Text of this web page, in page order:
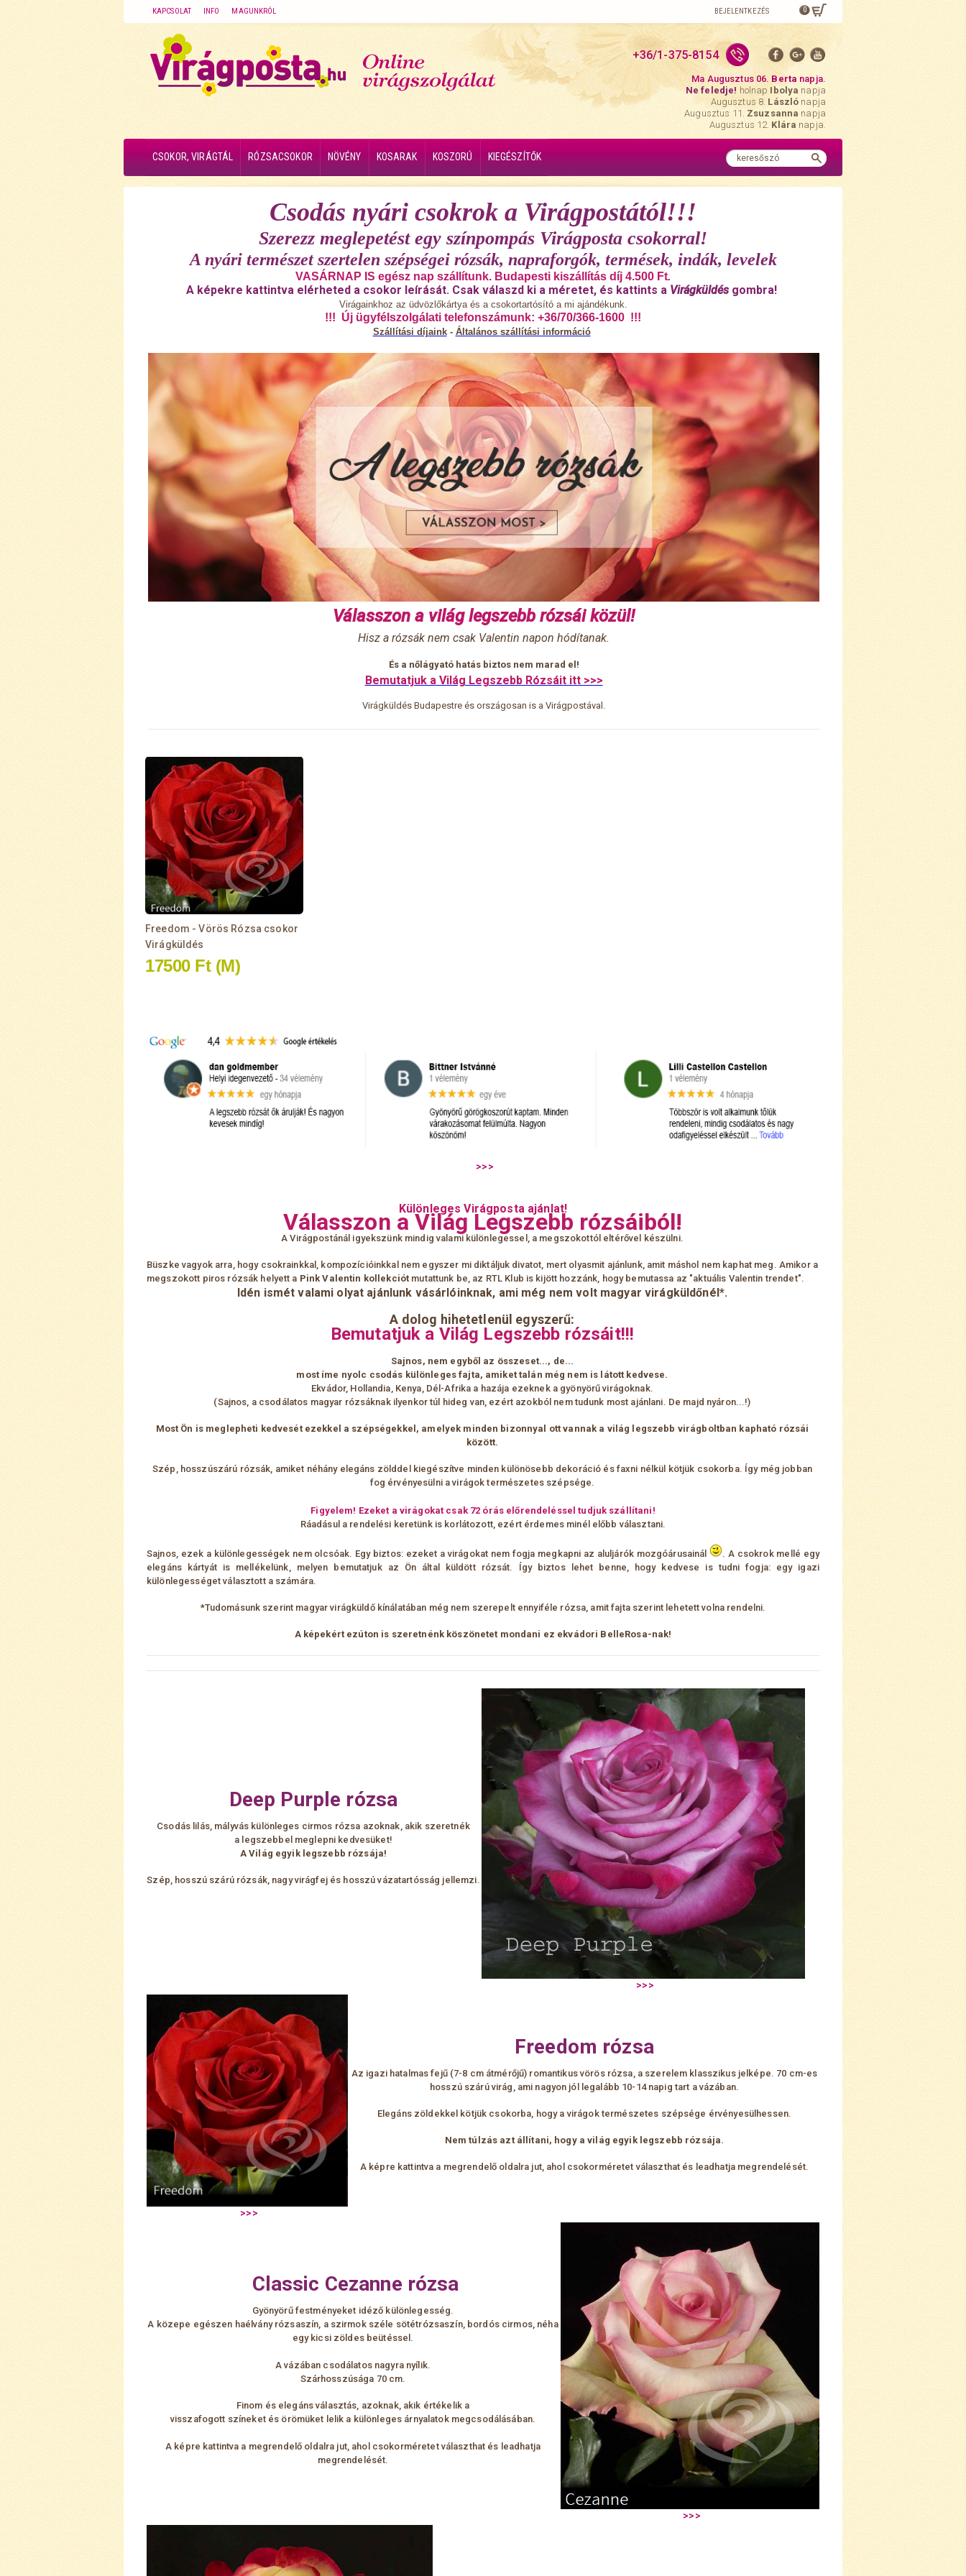
KAPCSOLAT INFO MAGUNKRÓL BEJELENTKEZÉS 0
+36/1-375-8154
Ma Augusztus 06.Berta napja.
Ne feledje! holnapIbolyanapja
Augusztus 8.Lászlónapja
Augusztus 11.Zsuzsannanapja
Augusztus 12.Klára napja.
CSOKOR, VIRÁGTÁL RÓZSACSOKOR NÖVÉNY KOSARAK KOSZORÚ KIEGÉSZÍTŐK
Csodás nyári csokrok a Virágpostától!!!
Szerezz meglepetést egy színpompás Virágposta csokorral!
A nyári természet szertelen szépségei rózsák, napraforgók, termések, indák, levelek
VASÁRNAP IS egész nap szállítunk. Budapesti kiszállítás díj 4.500 Ft.
A képekre kattintva elérheted a csokor leírását. Csak válaszd ki a méretet, és kattints a Virágküldés gombra!
Virágainkhoz az üdvözlőkártya és a csokortartósító a mi ajándékunk.
!!! Új ügyfélszolgálati telefonszámunk: +36/70/366-1600 !!!
Szállítási díjaink - Általános szállítási információ
Válasszon a világ legszebb rózsái közül!
Hisz a rózsák nem csak Valentin napon hódítanak.
És a nőlágyató hatás biztos nem marad el!
Bemutatjuk a Világ Legszebb Rózsáit itt >>>
Virágküldés Budapestre és országosan is a Virágpostával.
Freedom - Vörös Rózsa csokor
Virágküldés
17500 Ft (M)
Különleges Virágposta ajánlat!
Válasszon a Világ Legszebb rózsáiból!
A Virágpostánál igyekszünk mindig valami különlegessel, a megszokottól eltérővel készülni.
Büszke vagyok arra, hogy csokrainkkal, kompozícióinkkal nem egyszer mi diktáljuk divatot, mert olyasmit ajánlunk, amit máshol nem kaphat meg. Amikor a
megszokott piros rózsák helyett a Pink Valentin kollekciót mutattunk be, az RTL Klub is kijött hozzánk, hogy bemutassa az "aktuális Valentin trendet".
Idén ismét valami olyat ajánlunk vásárlóinknak, ami még nem volt magyar virágküldőnél*.
A dolog hihetetlenül egyszerű:
Bemutatjuk a Világ Legszebb rózsáit!!!
Sajnos, nem egyből az összeset..., de...
most íme nyolc csodás különleges fajta, amiket talán még nem is látott kedvese.
Ekvádor, Hollandia, Kenya, Dél-Afrika a hazája ezeknek a gyönyörű virágoknak.
(Sajnos, a csodálatos magyar rózsáknak ilyenkor túl hideg van, ezért azokból nem tudunk most ajánlani. De majd nyáron...!)
Most Ön is meglepheti kedvesét ezekkel a szépségekkel, amelyek minden bizonnyal ott vannak a világ legszebb virágboltban kapható rózsái
között.
Szép, hosszúszárú rózsák, amiket néhány elegáns zölddel kiegészítve minden különösebb dekoráció és faxni nélkül kötjük csokorba. Így még jobban
fog érvényesülni a virágok természetes szépsége.
Figyelem! Ezeket a virágokat csak 72 órás előrendeléssel tudjuk szállítani!
Ráadásul a rendelési keretünk is korlátozott, ezért érdemes minél előbb választani.
Sajnos, ezek a különlegességek nem olcsóak. Egy biztos: ezeket a virágokat nem fogja megkapni az aluljárók mozgóárusainál
. A csokrok mellé egy
elegáns kártyát is mellékelünk, melyen bemutatjuk az Ön által küldött rózsát. Így biztos lehet benne, hogy kedvese is tudni fogja: egy igazi
különlegességet választott a számára.
*Tudomásunk szerint magyar virágküldő kínálatában még nem szerepelt ennyiféle rózsa, amit fajta szerint lehetett volna rendelni.
A képekért ezúton is szeretnénk köszönetet mondani ez ekvádori BelleRosa-nak!
Deep Purple rózsa
Csodás lilás, mályvás különleges cirmos rózsa azoknak, akik szeretnék
a legszebbel meglepni kedvesüket!
A Világ egyik legszebb rózsája!
Szép, hosszú szárú rózsák, nagy virágfej és hosszú vázatartósság jellemzi.
Freedom rózsa
Az igazi hatalmas fejű (7-8 cm átmérőjű) romantikus vörös rózsa, a szerelem klasszikus jelképe. 70 cm-es
hosszú szárú virág, ami nagyon jól
legalább 10-14 napigtart a vázában.
Elegáns zöldekkel kötjük csokorba, hogy a virágok természetes szépsége érvényesülhessen.
Nem túlzás azt állítani, hogy a világ egyik legszebb rózsája.
A képre kattintva a megrendelő oldalra jut, ahol csokorméretet választhat és leadhatja megrendelését.
Classic Cezanne rózsa
Gyönyörű festményeket idéző különlegesség.
A közepe egészen haélvány rózsaszín, a szirmok széle sötétrózsaszín, bordós cirmos, néha
egy kicsi zöldes beütéssel.
A vázában csodálatos nagyra nyílik.
Szárhosszúsága 70 cm.
Finom és elegáns választás, azoknak, akik értékelik a
visszafogott színeket és örömüket lelik a különleges árnyalatok megcsodálásában.
A képre kattintva a megrendelő oldalra jut, ahol csokorméretet választhat és leadhatja
megrendelését.